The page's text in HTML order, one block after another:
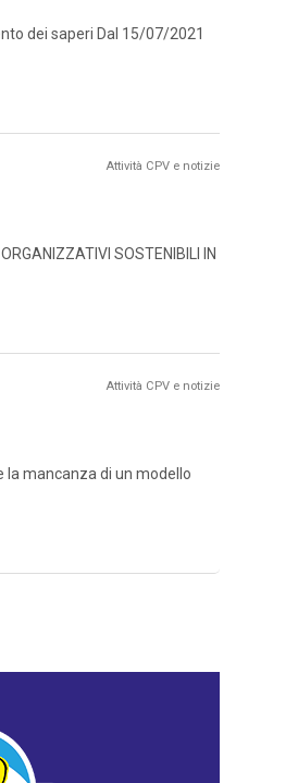
dei saperi Dal 15/07/2021
Attività CPV e notizie
SOSTENIBILI IN
Attività CPV e notizie
la mancanza di un modello